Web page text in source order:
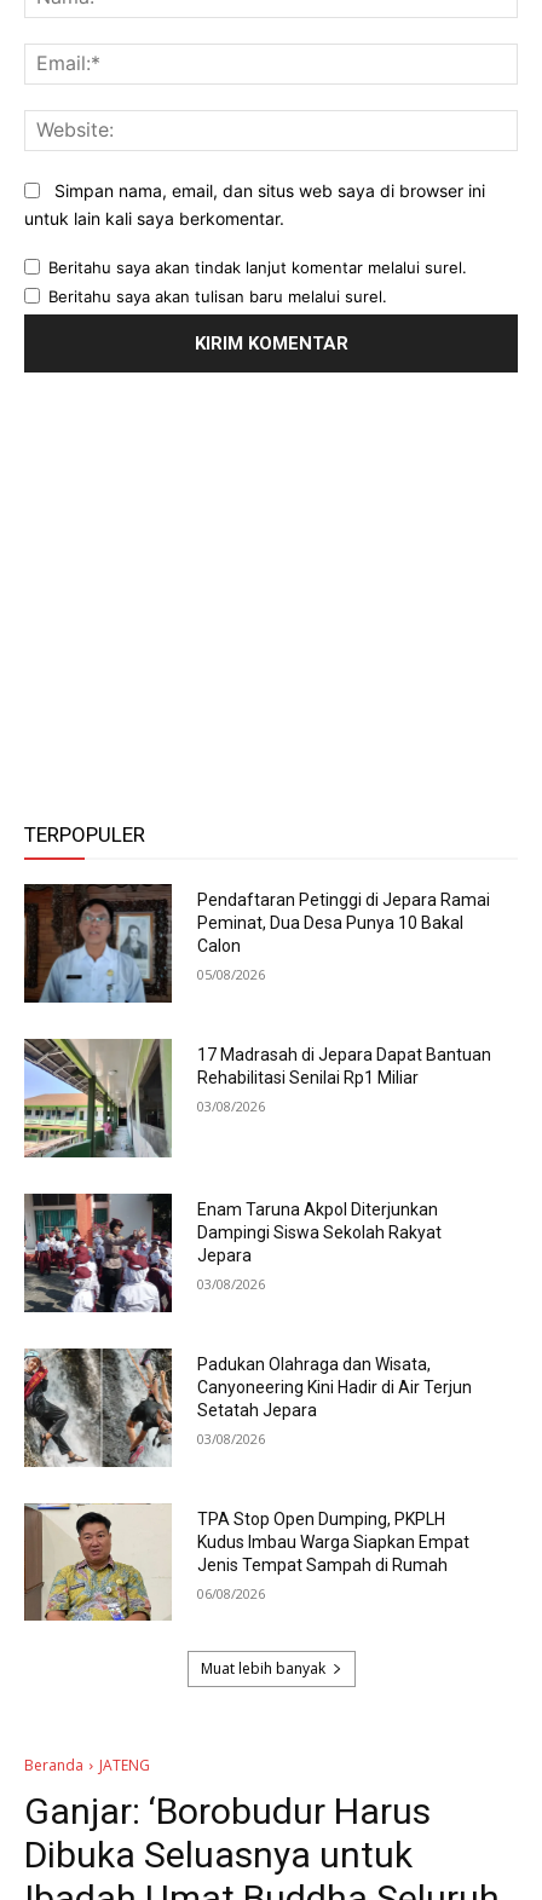
Simpan nama, email, dan situs web saya di browser ini
untuk lain kali saya berkomentar.
Beritahu saya akan tindak lanjut komentar melalui surel.
Beritahu saya akan tulisan baru melalui surel.
TERPOPULER
Pendaftaran Petinggi di Jepara Ramai
Peminat, Dua Desa Punya 10 Bakal
Calon
05/08/2026
17 Madrasah di Jepara Dapat Bantuan
Rehabilitasi Senilai Rp1 Miliar
03/08/2026
Enam Taruna Akpol Diterjunkan
Dampingi Siswa Sekolah Rakyat
Jepara
03/08/2026
Padukan Olahraga dan Wisata,
Canyoneering Kini Hadir di Air Terjun
Setatah Jepara
03/08/2026
TPA Stop Open Dumping, PKPLH
Kudus Imbau Warga Siapkan Empat
Jenis Tempat Sampah di Rumah
06/08/2026
Muat lebih banyak